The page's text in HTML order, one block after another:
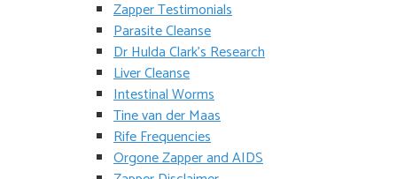
Zapper Testimonials
Parasite Cleanse
Dr Hulda Clark’s Research
Liver Cleanse
Intestinal Worms
Tine van der Maas
Rife Frequencies
Orgone Zapper and AIDS